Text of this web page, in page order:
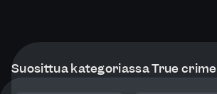
Suosittua kategoriassa True crime